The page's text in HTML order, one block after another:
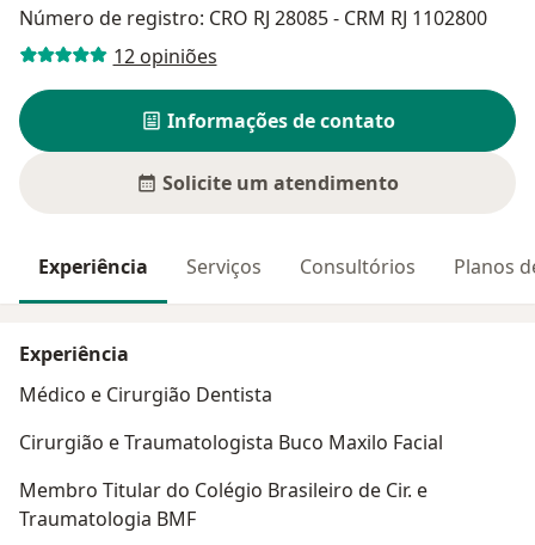
Número de registro: CRO RJ 28085 - CRM RJ 1102800
12 opiniões
Informações de contato
Solicite um atendimento
Experiência Serviços Consultórios Planos
Experiência
Médico e Cirurgião Dentista
Cirurgião e Traumatologista Buco Maxilo Facial
Membro Titular do Colégio Brasileiro de Cir. e
Traumatologia BMF